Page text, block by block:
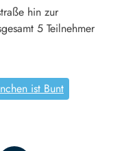
hin zur
5 Teilnehmer
ist Bunt